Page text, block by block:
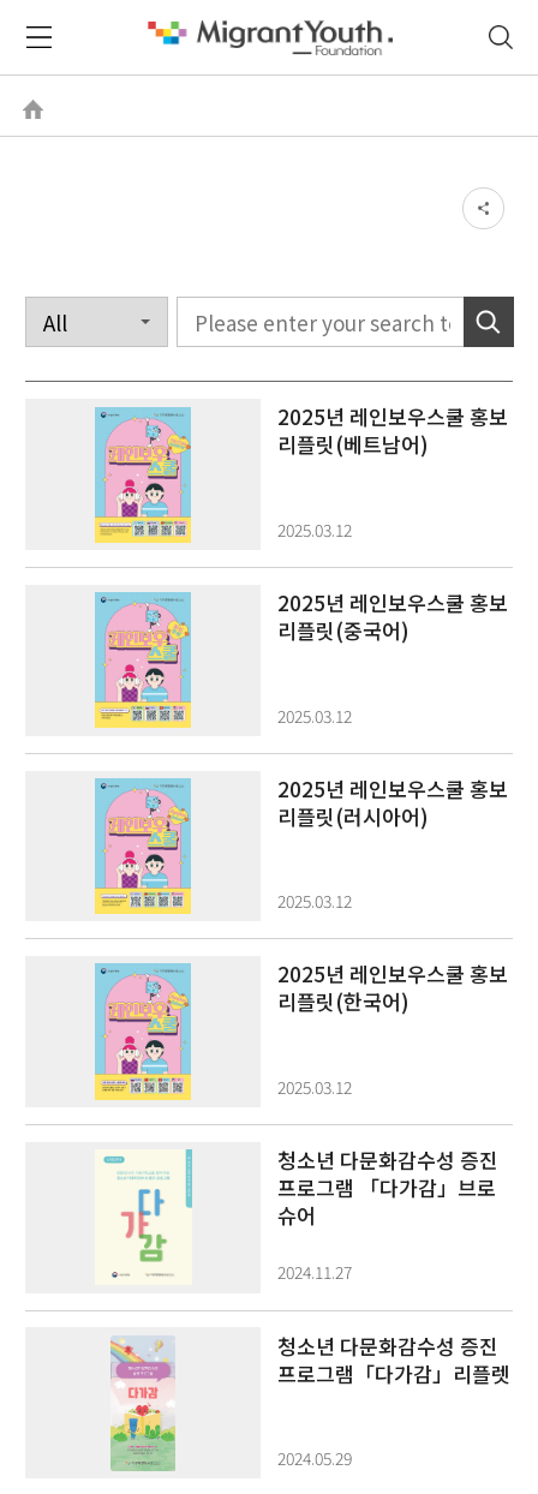
2025년 레인보우스쿨 홍보
리플릿(베트남어)
2025.03.12
2025년 레인보우스쿨 홍보
리플릿(중국어)
2025.03.12
2025년 레인보우스쿨 홍보
리플릿(러시아어)
2025.03.12
2025년 레인보우스쿨 홍보
리플릿(한국어)
2025.03.12
청소년 다문화감수성 증진
프로그램 「다가감」브로
슈어
2024.11.27
청소년 다문화감수성 증진
프로그램「다가감」리플렛
2024.05.29